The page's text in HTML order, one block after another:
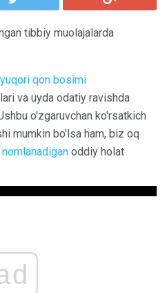
tibbiy muolajalarda
yuqori qon bosimi
va uyda odatiy ravishda
o'zgaruvchan ko'rsatkich
mumkin bo'lsa ham, biz oq
nomlanadigan oddiy holat